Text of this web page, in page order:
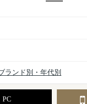
ランド別・年代別
PC